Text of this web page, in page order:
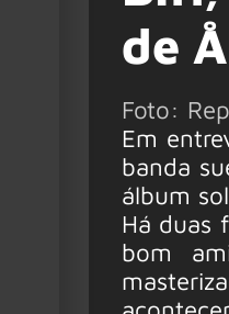
de
Foto:
Em
banda
álbum
Há duas
bom